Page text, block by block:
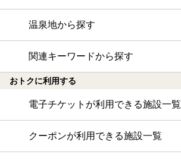
温泉地から探す
関連キーワードから探す
おトクに利用する
電子チケットが利用できる施設一覧
クーポンが利用できる施設一覧